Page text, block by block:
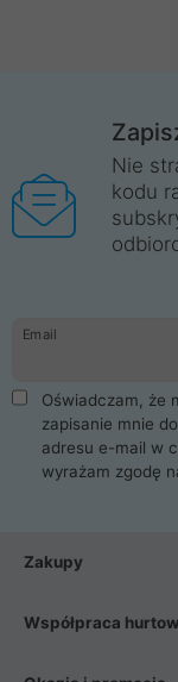
Nie
kodu
Email
Oświadczam, że
zapisanie mnie
adresu e-mail w
wyrażam zgodę
Zakupy
Współpraca